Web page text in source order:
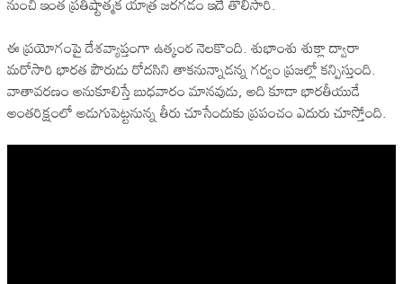
ఈ ప్రయోగంపై దేశవ్యాప్తంగా ఉత్కంఠ నెలకొంది. శుభాంశు శుక్లా ద్వారా
మరోసారి భారత పౌరుడు రోదసిని తాకనున్నాడన్న గర్వం ప్రజల్లో కన్పిస్తుంది.
వాతావరణం అనుకూలిస్తే బుధవారం మానవుడు, అది కూడా భారతీయుడే
అంతరిక్షంలో అడుగుపెట్టనున్న తీరు చూసేందుకు ప్రపంచం ఎదురు చూస్తోంది.